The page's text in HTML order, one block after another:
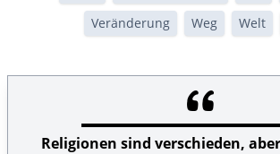
Veränderung
Weg Welt
Religionen sind verschieden,